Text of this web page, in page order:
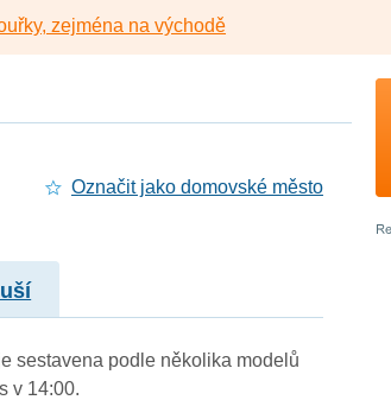
zejména na východě
Označit jako domovské město
sestavena podle několika modelů
v 14:00.